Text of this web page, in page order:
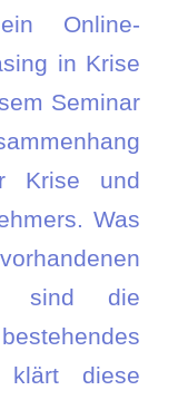
Online-
in Krise
Seminar
Krise und
Was
sind die
klärt diese